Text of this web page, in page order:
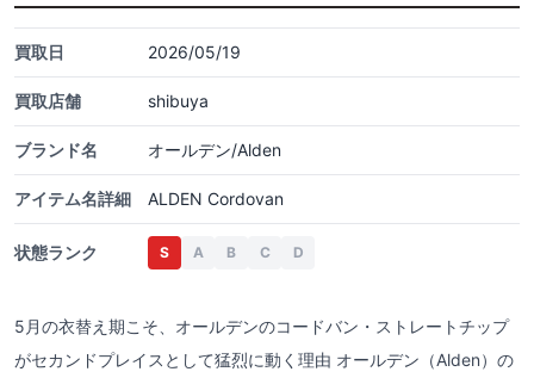
買取日 2026/05/19
買取店舗 shibuya
ブランド名 オールデン/Alden
アイテム名詳細 ALDEN Cordovan
状態ランク S A B C D
5月の衣替え期こそ、オールデンのコードバン・ストレートチップ
がセカンドプレイスとして猛烈に動く理由 オールデン（Alden）の